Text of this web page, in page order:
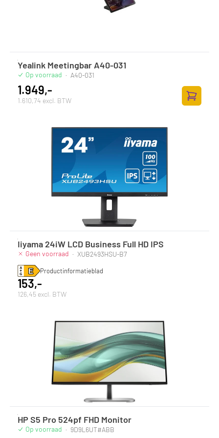
Yealink Meetingbar A40-031
Op voorraad · A40-031
1.949,-
1.610,74 excl. BTW
Zum
Iiyama 24iW LCD Business Full HD IPS
Geen voorraad · XUB2493HSU-B7
Productinformatieblad
153,-
126,45 excl. BTW
HP S5 Pro 524pf FHD Monitor
Op voorraad · 9D9L6UT#ABB